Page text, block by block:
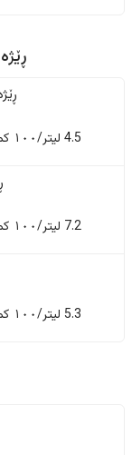
4.5 لیتر/١٠٠ کم
7.2 لیتر/١٠٠ کم
5.3 لیتر/١٠٠ کم